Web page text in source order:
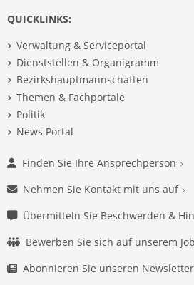
QUICKLINKS:
Verwaltung & Serviceportal
Dienststellen & Organigramm
Bezirkshauptmannschaften
Themen & Fachportale
Politik
News Portal
Finden Sie Ihre Ansprechperson
Nehmen Sie Kontakt mit uns auf
Übermitteln Sie Beschwerden &
Bewerben Sie sich auf unserem
Abonnieren Sie unseren Newsletter